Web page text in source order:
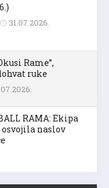
31.07.2026.
Rame”,
ruke
RAMA: Ekipa
osvojila naslov